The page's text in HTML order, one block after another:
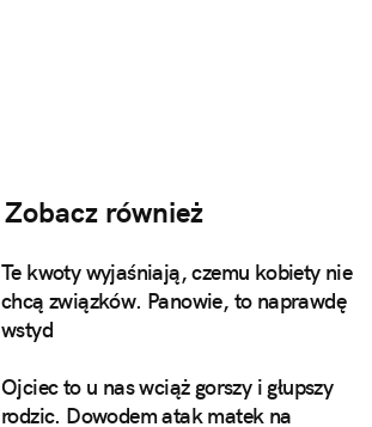
Zobacz również
Te kwoty wyjaśniają, czemu kobiety nie
chcą związków. Panowie, to naprawdę
wstyd
Ojciec to u nas wciąż gorszy i głupszy
rodzic. Dowodem atak matek na